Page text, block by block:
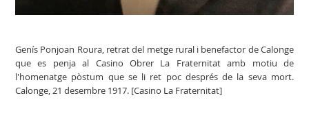
Genís Ponjoan Roura, retrat del metge rural i benefactor de Calonge
que es penja al Casino Obrer La Fraternitat amb motiu de
l'homenatge pòstum que se li ret poc després de la seva mort.
Calonge, 21 desembre 1917. [Casino La Fraternitat]